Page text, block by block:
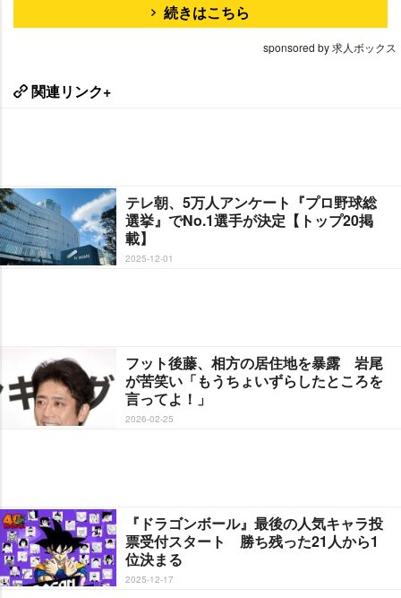
続きはこちら
sponsored by 求人ボックス
関連リンク+
テレ朝、5万人アンケート『プロ野球総
選挙』でNo.1選手が決定【トップ20掲
載】
2025-12-01
フット後藤、相方の居住地を暴露 岩尾
が苦笑い「もうちょいずらしたところを
言ってよ！」
2026-02-25
『ドラゴンボール』最後の人気キャラ投
票受付スタート 勝ち残った21人から1
位決まる
2025-12-17